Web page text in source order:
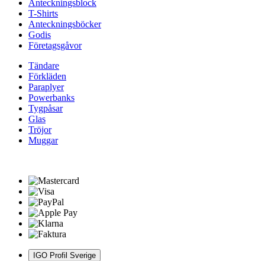
Anteckningsblock
T-Shirts
Anteckningsböcker
Godis
Företagsgåvor
Tändare
Förkläden
Paraplyer
Powerbanks
Tygpåsar
Glas
Tröjor
Muggar
IGO Profil Sverige